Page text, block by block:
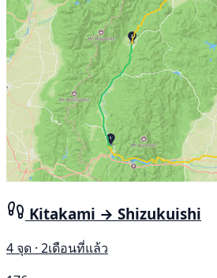
Kitakami → Shizukuishi
4 จุด · 2เดือนที่แล้ว